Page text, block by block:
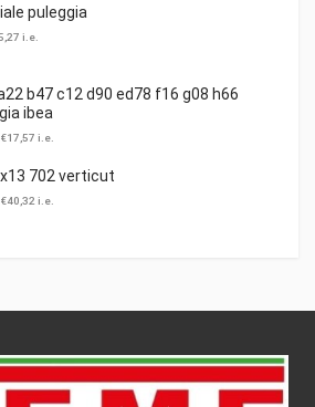
puleggia
i.e.
b47 c12 d90 ed78 f16 g08 h66
ibea
€17,57 i.e.
702 verticut
€40,32 i.e.